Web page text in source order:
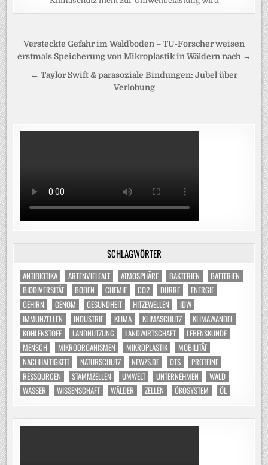
Beitragsnavigation
Versteckte Gefahr im Waldboden – TU-Forscher weisen
erstmals Speicherung von Mikroplastik in Wäldern nach →
← Taylor Swift & parasoziale Bindungen: Jubel über
Verlobung
SCHLAGWÖRTER
ANTIBIOTIKA ARTENVIELFALT ATMOSPHÄRE BAKTERIEN
BATTERIEN
BIODIVERSITÄT
BODEN CHEMIE CO2 DÜRRE
ENERGIE
GEHIRN
GENOM GESUNDHEIT HITZEWELLEN
IDW
IMMUNZELLEN
INDUSTRIE KLIMA KLIMASCHUTZ
KLIMAWANDEL
KOHLENSTOFF
LANDNUTZUNG LANDWIRTSCHAFT
LEBENSKUNDE
MENSCH
MIKROORGANISMEN MIKROPLASTIK
MOBILITÄT
NACHHALTIGKEIT
NATURSCHUTZ NEWZS.DE OTS
PROTEINE
RESSOURCEN
STAMMZELLEN UMWELT UNTERNEHMEN
WALD
WASSER
WISSENSCHAFT WÄLDER ZELLEN ÖKOSYSTEM ÖL